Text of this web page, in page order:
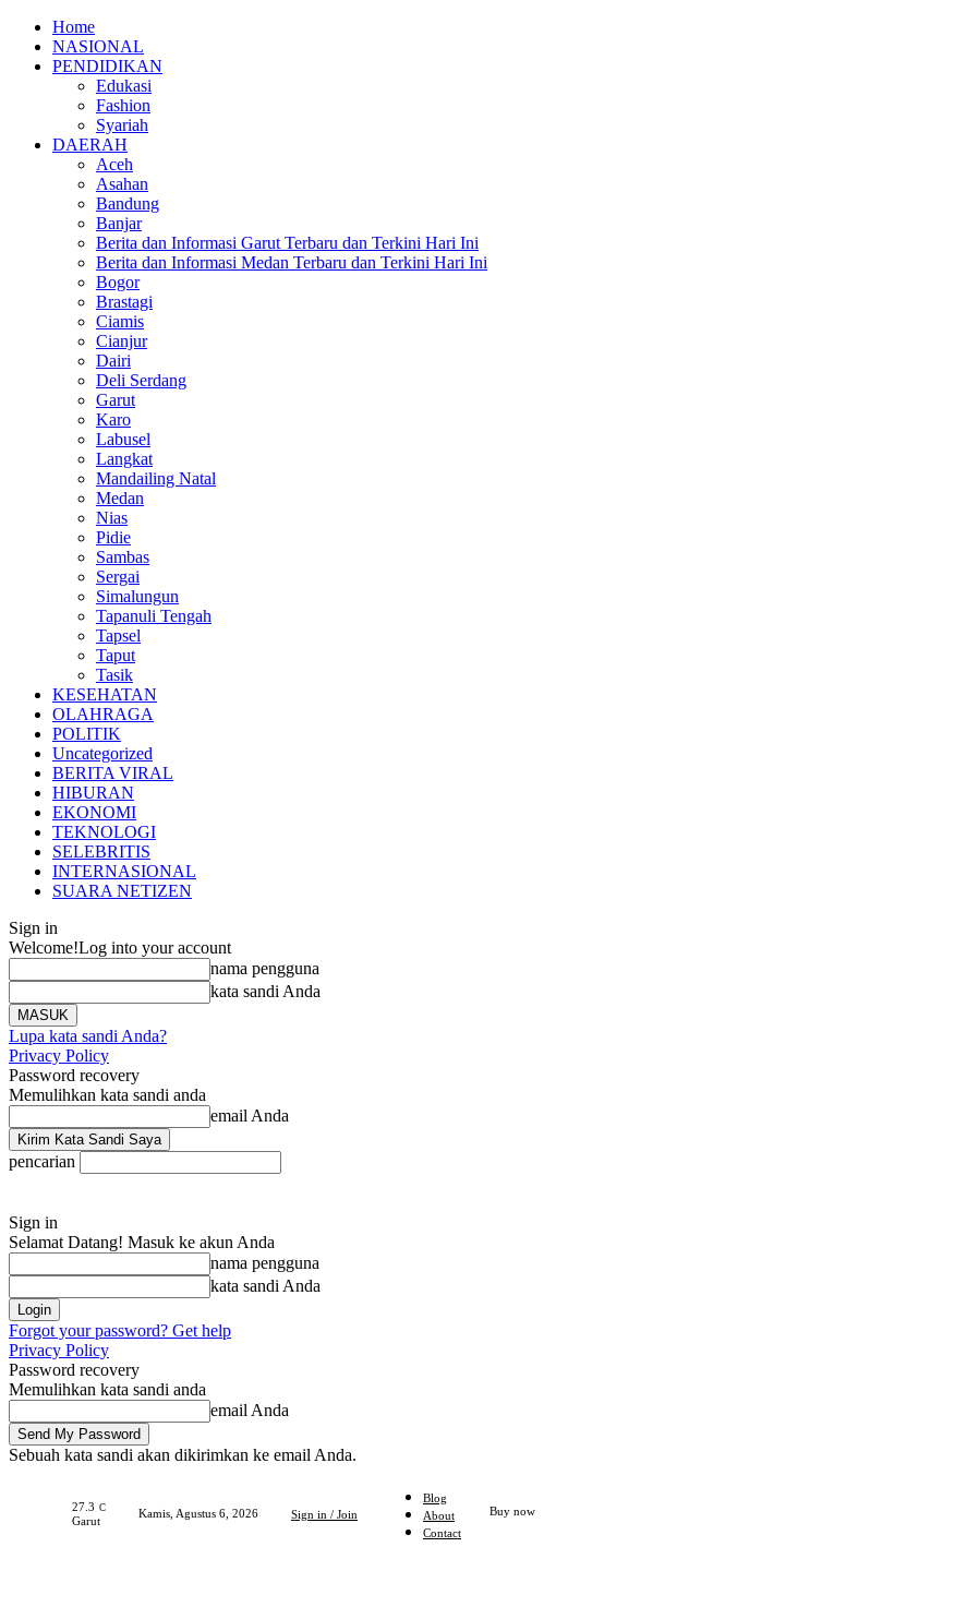
Home
NASIONAL
PENDIDIKAN
Edukasi
Fashion
Syariah
DAERAH
Aceh
Asahan
Bandung
Banjar
Berita dan Informasi Garut Terbaru dan Terkini Hari Ini
Berita dan Informasi Medan Terbaru dan Terkini Hari Ini
Bogor
Brastagi
Ciamis
Cianjur
Dairi
Deli Serdang
Garut
Karo
Labusel
Langkat
Mandailing Natal
Medan
Nias
Pidie
Sambas
Sergai
Simalungun
Tapanuli Tengah
Tapsel
Taput
Tasik
KESEHATAN
OLAHRAGA
POLITIK
Uncategorized
BERITA VIRAL
HIBURAN
EKONOMI
TEKNOLOGI
SELEBRITIS
INTERNASIONAL
SUARA NETIZEN
Sign in
Welcome!Log into your account
nama pengguna
kata sandi Anda
Lupa kata sandi Anda?
Privacy Policy
Password recovery
Memulihkan kata sandi anda
email Anda
pencarian
Sign in
Selamat Datang! Masuk ke akun Anda
nama pengguna
kata sandi Anda
Forgot your password? Get help
Privacy Policy
Password recovery
Memulihkan kata sandi anda
email Anda
Sebuah kata sandi akan dikirimkan ke email Anda.
27.3 C
Garut
Kamis, Agustus 6, 2026 Sign in / Join
Blog
About
Contact
Buy now